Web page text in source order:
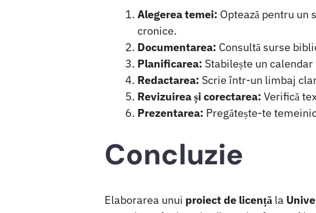
Alegerea temei: Optează pentru
cronice.
Documentarea: Consultă surse
Planificarea: Stabilește un
Redactarea: Scrie într-un limbaj
Revizuirea și corectarea: Verifică
Prezentarea: Pregătește-te
Concluzie
Elaborarea unui proiect de licență la